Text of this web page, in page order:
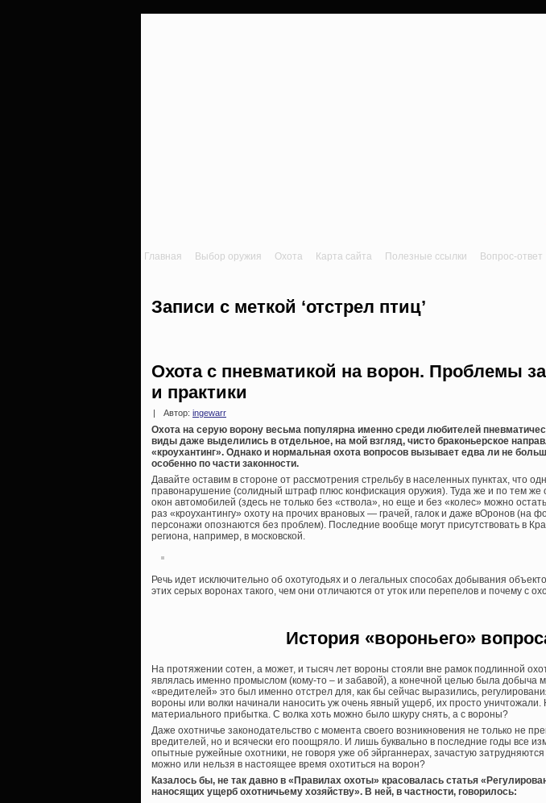
Главная Выбор оружия Охота Карта сайта Полезные ссылки Вопрос-ответ
Записи с меткой ‘отстрел птиц’
Охота с пневматикой на ворон. Проблемы
и практики
Автор: ingewarr
Охота на серую ворону весьма популярна именно среди любителей
виды даже выделились в отдельное, на мой взгляд, чисто браконьерское
«кроухантинг». Однако и нормальная охота вопросов вызывает едва ли не
особенно по части законности.
Давайте оставим в стороне от рассмотрения стрельбу в населенных пунктах, что
правонарушение (солидный штраф плюс конфискация оружия). Туда же и по тем же
окон автомобилей (здесь не только без «ствола», но еще и без «колес» можно
раз «кроухантингу» охоту на прочих врановых — грачей, галок и даже вОронов (на
персонажи опознаются без проблем). Последние вообще могут присутствовать в
региона, например, в московской.
Речь идет исключительно об охотугодьях и о легальных способах добывания
этих серых воронах такого, чем они отличаются от уток или перепелов и почему с
История «вороньего»
На протяжении сотен, а может, и тысяч лет вороны стояли вне рамок подлинной
являлась именно промыслом (кому-то – и забавой), а конечной целью была добыча
«вредителей» это был именно отстрел для, как бы сейчас выразились,
вороны или волки начинали наносить уж очень явный ущерб, их просто уничтожали.
материального прибытка. С волка хоть можно было шкуру снять, а с вороны?
Даже охотничье законодательство с момента своего возникновения не только не
вредителей, но и всячески его поощряло. И лишь буквально в последние годы все
опытные ружейные охотники, не говоря уже об эйрганнерах, зачастую затрудняются
можно или нельзя в настоящее время охотиться на ворон?
Казалось бы, не так давно в «Правилах охоты» красовалась статья
наносящих ущерб охотничьему хозяйству». В ней, в частности, говорилось: